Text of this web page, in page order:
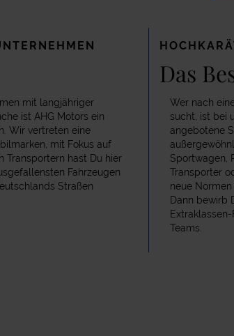
mit langjähriger
ist AHG Motors ein
Wir vertreten eine
mit Fokus auf
Transportern hast Du hier
Fahrzeugen
Straßen
Das
Wer nach
sucht, ist bei
angebotene
Sportwagen,
Transporter
neue
Dann bewirb
Teams.